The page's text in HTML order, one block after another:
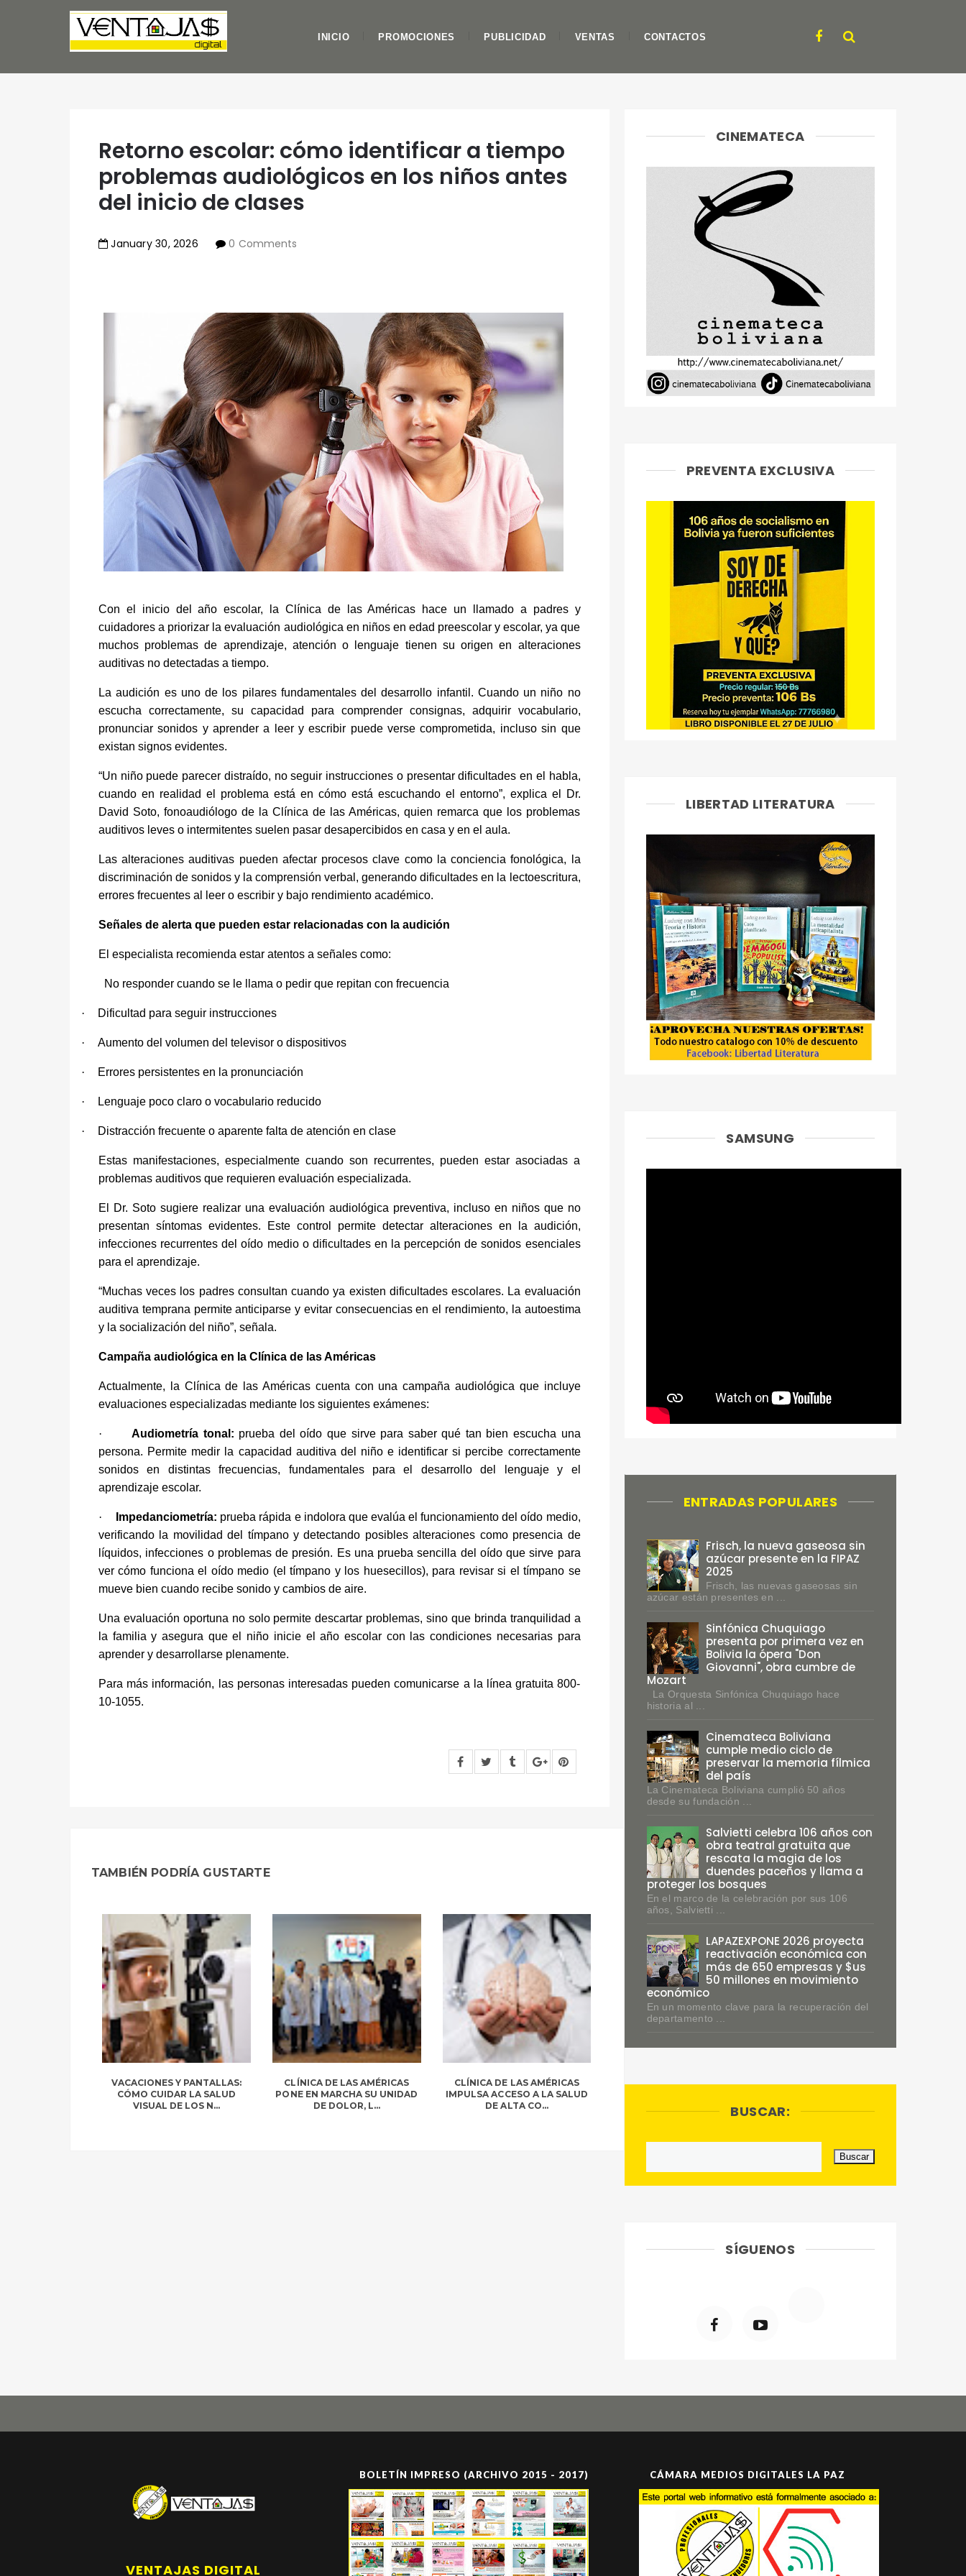
INICIO PROMOCIONES PUBLICIDAD VENTAS CONTACTOS
Retorno escolar: cómo identificar a tiempo
problemas audiológicos en los niños antes
del inicio de clases
January 30, 2026 0 Comments
Con el inicio del año escolar, la Clínica de las Américas hace un llamado a padres y
cuidadores a priorizar la evaluación audiológica en niños en edad preescolar y escolar, ya que
muchos problemas de aprendizaje, atención o lenguaje tienen su origen en alteraciones
auditivas no detectadas a tiempo.
La audición es uno de los pilares fundamentales del desarrollo infantil. Cuando un niño no
escucha correctamente, su capacidad para comprender consignas, adquirir vocabulario,
pronunciar sonidos y aprender a leer y escribir puede verse comprometida, incluso sin que
existan signos evidentes.
“Un niño puede parecer distraído, no seguir instrucciones o presentar dificultades en el habla,
cuando en realidad el problema está en cómo está escuchando el entorno”, explica el Dr.
David Soto, fonoaudiólogo de la Clínica de las Américas, quien remarca que los problemas
auditivos leves o intermitentes suelen pasar desapercibidos en casa y en el aula.
Las alteraciones auditivas pueden afectar procesos clave como la conciencia fonológica, la
discriminación de sonidos y la comprensión verbal, generando dificultades en la lectoescritura,
errores frecuentes al leer o escribir y bajo rendimiento académico.
Señales de alerta que pueden estar relacionadas con la audición
El especialista recomienda estar atentos a señales como:
No responder cuando se le llama o pedir que repitan con frecuencia
· Dificultad para seguir instrucciones
· Aumento del volumen del televisor o dispositivos
· Errores persistentes en la pronunciación
· Lenguaje poco claro o vocabulario reducido
· Distracción frecuente o aparente falta de atención en clase
Estas manifestaciones, especialmente cuando son recurrentes, pueden estar asociadas a
problemas auditivos que requieren evaluación especializada.
El Dr. Soto sugiere realizar una evaluación audiológica preventiva, incluso en niños que no
presentan síntomas evidentes. Este control permite detectar alteraciones en la audición,
infecciones recurrentes del oído medio o dificultades en la percepción de sonidos esenciales
para el aprendizaje.
“Muchas veces los padres consultan cuando ya existen dificultades escolares. La evaluación
auditiva temprana permite anticiparse y evitar consecuencias en el rendimiento, la autoestima
y la socialización del niño”, señala.
Campaña audiológica en la Clínica de las Américas
Actualmente, la Clínica de las Américas cuenta con una campaña audiológica que incluye
evaluaciones especializadas mediante los siguientes exámenes:
· Audiometría tonal: prueba del oído que sirve para saber qué tan bien escucha una
persona. Permite medir la capacidad auditiva del niño e identificar si percibe correctamente
sonidos en distintas frecuencias, fundamentales para el desarrollo del lenguaje y el
aprendizaje escolar.
· Impedanciometría: prueba rápida e indolora que evalúa el funcionamiento del oído medio,
verificando la movilidad del tímpano y detectando posibles alteraciones como presencia de
líquidos, infecciones o problemas de presión. Es una prueba sencilla del oído que sirve para
ver cómo funciona el oído medio (el tímpano y los huesecillos), para revisar si el tímpano se
mueve bien cuando recibe sonido y cambios de aire.
Una evaluación oportuna no solo permite descartar problemas, sino que brinda tranquilidad a
la familia y asegura que el niño inicie el año escolar con las condiciones necesarias para
aprender y desarrollarse plenamente.
Para más información, las personas interesadas pueden comunicarse a la línea gratuita 800-
10-1055.
TAMBIÉN PODRÍA GUSTARTE
VACACIONES Y PANTALLAS:
CÓMO CUIDAR LA SALUD
VISUAL DE LOS N...
CLÍNICA DE LAS AMÉRICAS
PONE EN MARCHA SU UNIDAD
DE DOLOR, L...
CLÍNICA DE LAS AMÉRICAS
IMPULSA ACCESO A LA SALUD
DE ALTA CO...
CINEMATECA
PREVENTA EXCLUSIVA
LIBERTAD LITERATURA
SAMSUNG
ENTRADAS POPULARES
Frisch, la nueva gaseosa sin
azúcar presente en la FIPAZ
2025
Frisch, las nuevas gaseosas sin
azúcar están presentes en ...
Sinfónica Chuquiago
presenta por primera vez en
Bolivia la ópera "Don
Giovanni", obra cumbre de
Mozart
La Orquesta Sinfónica Chuquiago hace
historia al ...
Cinemateca Boliviana
cumple medio ciclo de
preservar la memoria fílmica
del país
La Cinemateca Boliviana cumplió 50 años
desde su fundación ...
Salvietti celebra 106 años con
obra teatral gratuita que
rescata la magia de los
duendes paceños y llama a
proteger los bosques
En el marco de la celebración por sus 106
años, Salvietti ...
LAPAZEXPONE 2026 proyecta
reactivación económica con
más de 650 empresas y $us
50 millones en movimiento
económico
En un momento clave para la recuperación del
departamento ...
BUSCAR:
SÍGUENOS
VENTAJAS DIGITAL
BOLETÍN IMPRESO (ARCHIVO 2015 - 2017) CÁMARA MEDIOS DIGITALES LA PAZ